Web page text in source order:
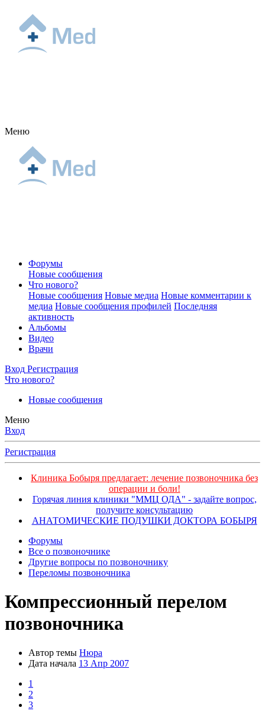
Меню
Форумы
Новые сообщения
Что нового?
Новые сообщения Новые медиа Новые комментарии к
медиа Новые сообщения профилей Последняя
активность
Альбомы
Видео
Врачи
Вход Регистрация
Что нового?
Новые сообщения
Меню
Вход
Регистрация
Клиника Бобыря предлагает: лечение позвоночника без
операции и боли!
Горячая линия клиники "ММЦ ОДА" - задайте вопрос,
получите консультацию
АНАТОМИЧЕСКИЕ ПОДУШКИ ДОКТОРА БОБЫРЯ
Форумы
Все о позвоночнике
Другие вопросы по позвоночнику
Переломы позвоночника
Компрессионный перелом
позвоночника
Автор темы Нюра
Дата начала 13 Апр 2007
1
2
3